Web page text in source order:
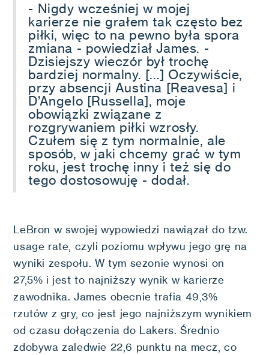
- Nigdy wcześniej w mojej
karierze nie grałem tak często bez
piłki, więc to na pewno była spora
zmiana - powiedział James. -
Dzisiejszy wieczór był trochę
bardziej normalny. [...] Oczywiście,
przy absencji Austina [Reavesa] i
D’Angelo [Russella], moje
obowiązki związane z
rozgrywaniem piłki wzrosły.
Czułem się z tym normalnie, ale
sposób, w jaki chcemy grać w tym
roku, jest trochę inny i też się do
tego dostosowuję - dodał.
LeBron w swojej wypowiedzi nawiązał do tzw.
usage rate, czyli poziomu wpływu jego grę na
wyniki zespołu. W tym sezonie wynosi on
27,5% i jest to najniższy wynik w karierze
zawodnika. James obecnie trafia 49,3%
rzutów z gry, co jest jego najniższym wynikiem
od czasu dołączenia do Lakers. Średnio
zdobywa zaledwie 22,6 punktu na mecz, co